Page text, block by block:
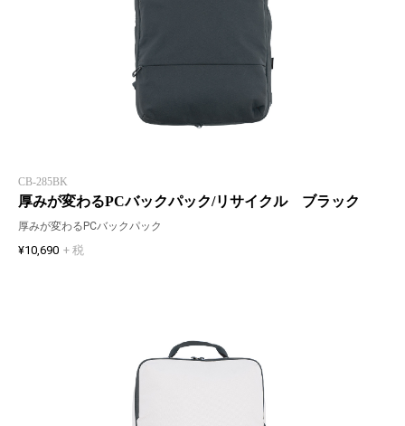
CB-285BK
厚みが変わるPCバックパック/リサイクル ブラック
厚みが変わるPCバックパック
¥10,690 + 税